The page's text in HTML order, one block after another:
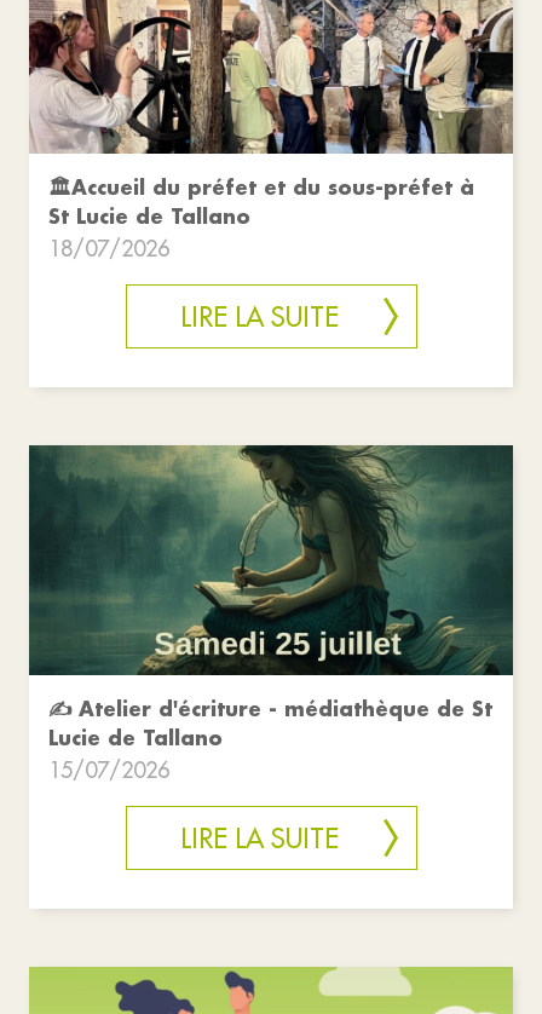
🏛️Accueil du préfet et du sous-préfet à
St Lucie de Tallano
18/07/2026
LIRE LA SUITE
✍️ Atelier d'écriture - médiathèque de St
Lucie de Tallano
15/07/2026
LIRE LA SUITE